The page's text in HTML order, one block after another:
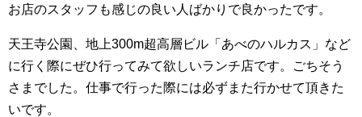
お店のスタッフも感じの良い人ばかりで良かったです。
天王寺公園、地上300m超高層ビル「あべのハルカス」など
に行く際にぜひ行ってみて欲しいランチ店です。ごちそう
さまでした。仕事で行った際には必ずまた行かせて頂きた
いです。